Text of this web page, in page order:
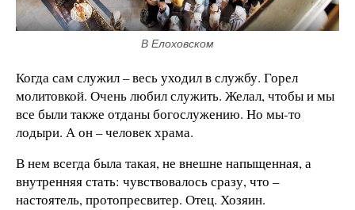
В Елоховском
Когда сам служил – весь уходил в службу. Горел
молитовкой. Очень любил служить. Желал, чтобы и мы
все были также отданы богослужению. Но мы-то
лодыри. А он – человек храма.
В нем всегда была такая, не внешне напыщенная, а
внутренняя стать: чувствовалось сразу, что –
настоятель, протопресвитер. Отец. Хозяин.